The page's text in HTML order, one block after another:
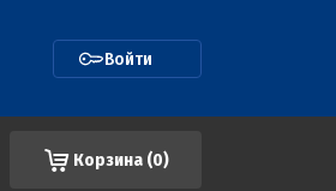
Войти
Корзина (0)